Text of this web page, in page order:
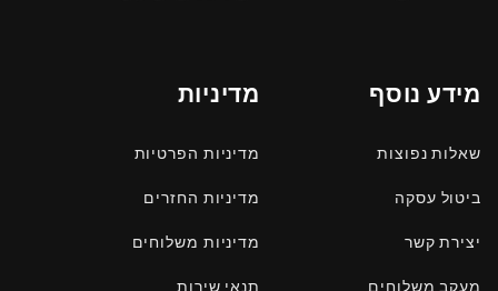
מידע נוסף
שאלות נפוצות
ביטול עסקה
יצירת קשר
מעקב משלוחים
מדיניות
מדיניות הפרטיות
מדיניות החזרים
מדיניות משלוחים
תנאי שירות